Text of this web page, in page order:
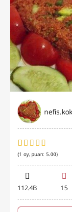
(1 oy, puan: 5.00)
112.4B 15